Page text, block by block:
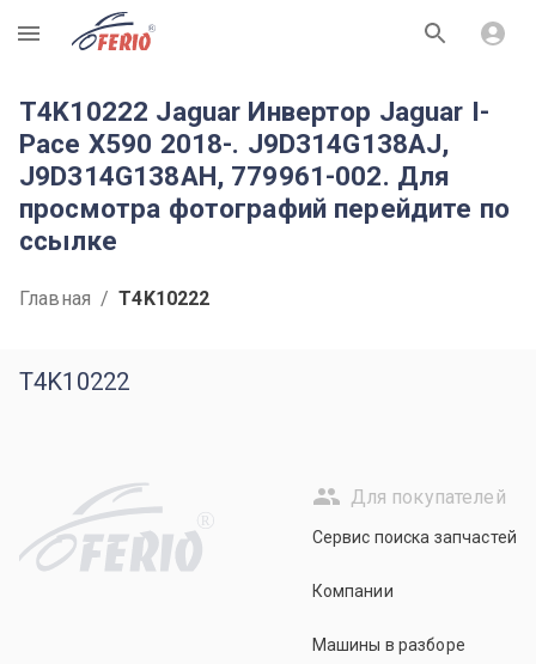
R
T4K10222 Jaguar Инвертор Jaguar I-
Pace X590 2018-. J9D314G138AJ,
J9D314G138AH, 779961-002. Для
просмотра фотографий перейдите по
ссылке
Главная / T4K10222
T4K10222
R
Для покупателей
Сервис поиска запчастей
Компании
Машины в разборе